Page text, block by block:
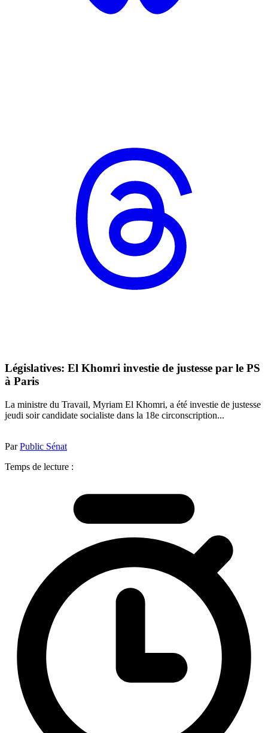
Législatives: El Khomri investie de justesse par le PS
à Paris
La ministre du Travail, Myriam El Khomri, a été investie de justesse
jeudi soir candidate socialiste dans la 18e circonscription...
ParPublic Sénat
Temps de lecture :